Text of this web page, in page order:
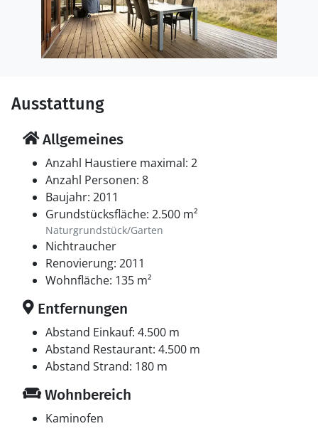
Sie einen Ausflug zur idyllischen Insel Læsø, die mit
ihrer einzigartigen Atmosphäre begeistert.
Ausstattung
Allgemeines
Anzahl Haustiere maximal: 2
Anzahl Personen: 8
Baujahr: 2011
Grundstücksfläche: 2.500 m²
Naturgrundstück/Garten
Nichtraucher
Renovierung: 2011
Wohnfläche: 135 m²
Entfernungen
Abstand Einkauf: 4.500 m
Abstand Restaurant: 4.500 m
Abstand Strand: 180 m
Wohnbereich
Kaminofen